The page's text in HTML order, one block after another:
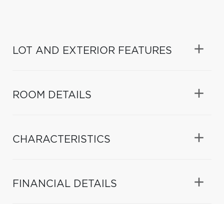
LOT AND EXTERIOR FEATURES
ROOM DETAILS
CHARACTERISTICS
FINANCIAL DETAILS